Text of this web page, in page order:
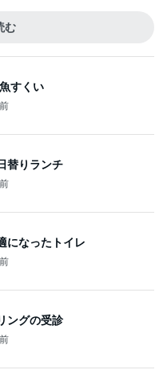
む
すくい
替りランチ
になったトイレ
ングの受診